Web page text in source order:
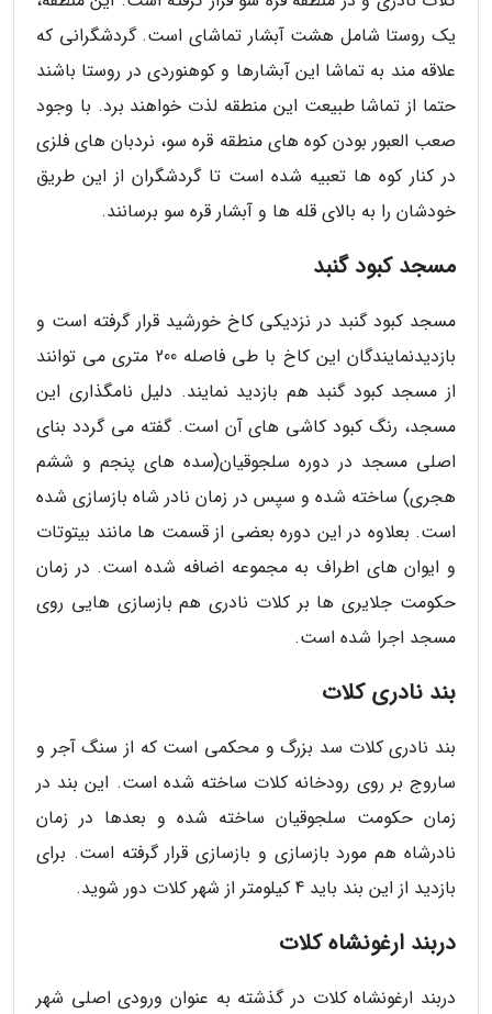
یک روستا شامل هشت آبشار تماشای است. گردشگرانی که
علاقه مند به تماشا این آبشارها و کوهنوردی در روستا باشند
حتما از تماشا طبیعت این منطقه لذت خواهند برد. با وجود
صعب العبور بودن کوه های منطقه قره سو، نردبان های فلزی
در کنار کوه ها تعبیه شده است تا گردشگران از این طریق
خودشان را به بالای قله ها و آبشار قره سو برسانند.
مسجد کبود گنبد
مسجد کبود گنبد در نزدیکی کاخ خورشید قرار گرفته است و
بازدیدنمایندگان این کاخ با طی فاصله 200 متری می توانند
از مسجد کبود گنبد هم بازدید نمایند. دلیل نامگذاری این
مسجد، رنگ کبود کاشی های آن است. گفته می گردد بنای
اصلی مسجد در دوره سلجوقیان(سده های پنجم و ششم
هجری) ساخته شده و سپس در زمان نادر شاه بازسازی شده
است. بعلاوه در این دوره بعضی از قسمت ها مانند بیتوتات
و ایوان های اطراف به مجموعه اضافه شده است. در زمان
حکومت جلایری ها بر کلات نادری هم بازسازی هایی روی
مسجد اجرا شده است.
بند نادری کلات
بند نادری کلات سد بزرگ و محکمی است که از سنگ آجر و
ساروج بر روی رودخانه کلات ساخته شده است. این بند در
زمان حکومت سلجوقیان ساخته شده و بعدها در زمان
نادرشاه هم مورد بازسازی و بازسازی قرار گرفته است. برای
بازدید از این بند باید 4 کیلومتر از شهر کلات دور شوید.
دربند ارغونشاه کلات
دربند ارغونشاه کلات در گذشته به عنوان ورودی اصلی شهر